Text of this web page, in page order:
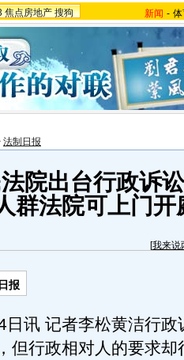
焦点房地产 搜狗 新闻 -
法制日报
院出台行政诉
群法院可上门开
[我来说
报
讯 记者李松黄洁行政
但行政相对人的要求却